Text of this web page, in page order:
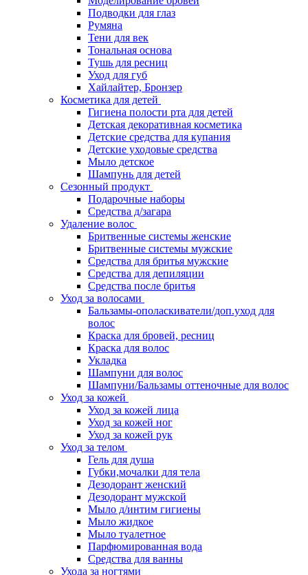
Подводки для глаз
Румяна
Тени для век
Тональная основа
Тушь для ресниц
Уход для губ
Хайлайтер, Бронзер
Косметика для детей
Гигиена полости рта для детей
Детская декоративная косметика
Детские средства для купания
Детские уходовые средства
Мыло детское
Шампунь для детей
Сезонный продукт
Подарочные наборы
Средства д/загара
Удаление волос
Бритвенные системы женские
Бритвенные системы мужские
Средства для бритья мужские
Средства для депиляции
Средства после бритья
Уход за волосами
Бальзамы-ополаскиватели/доп.уход для
волос
Краска для бровей, ресниц
Краска для волос
Укладка
Шампуни для волос
Шампуни/Бальзамы оттеночные для волос
Уход за кожей
Уход за кожей лица
Уход за кожей ног
Уход за кожей рук
Уход за телом
Гель для душа
Губки,мочалки для тела
Дезодорант женский
Дезодорант мужской
Мыло д/интим гигиены
Мыло жидкое
Мыло туалетное
Парфюмированная вода
Средства для ванны
Ухода за ногтями